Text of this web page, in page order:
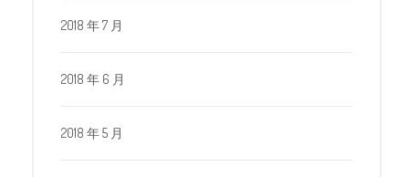
2018 年 7 月
2018 年 6 月
2018 年 5 月